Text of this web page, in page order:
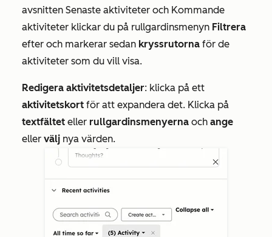
avsnitten Senaste aktiviteter och Kommande
aktiviteter klickar du på rullgardinsmenyn Filtrera
efter och markerar sedan kryssrutorna för de
aktiviteter som du vill visa.
Redigera aktivitetsdetaljer: klicka på ett
aktivitetskort för att expandera det. Klicka på
textfältet eller rullgardinsmenyerna och ange
eller välj nya värden.